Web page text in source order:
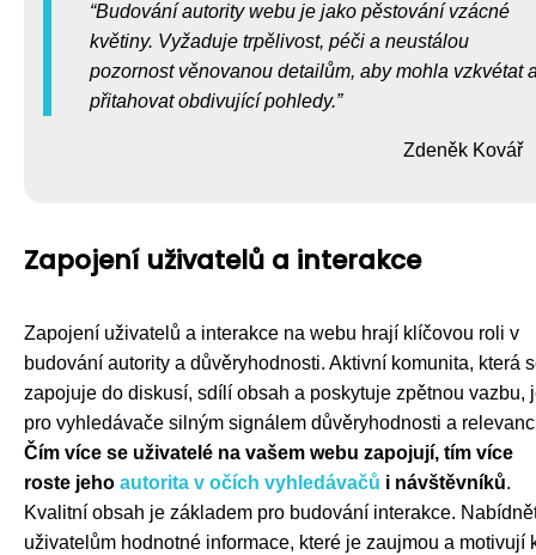
Budování autority webu je jako pěstování vzácné
květiny. Vyžaduje trpělivost, péči a neustálou
pozornost věnovanou detailům, aby mohla vzkvétat
přitahovat obdivující pohledy.
Zdeněk Kovář
Zapojení uživatelů a interakce
Zapojení uživatelů a interakce na webu hrají klíčovou roli v
budování autority a důvěryhodnosti. Aktivní komunita, která
zapojuje do diskusí, sdílí obsah a poskytuje zpětnou vazbu,
pro vyhledávače silným signálem důvěryhodnosti a
Čím více se uživatelé na vašem webu zapojují, tím více
roste jeho autorita v očích vyhledávačů i návštěvníků.
Kvalitní obsah je základem pro budování interakce.
uživatelům hodnotné informace, které je zaujmou a motivují